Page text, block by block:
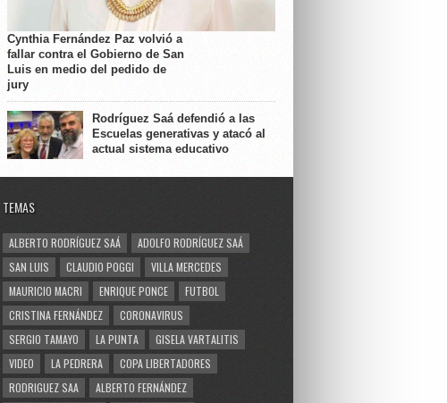
Cynthia Fernández Paz volvió a
fallar contra el Gobierno de San
Luis en medio del pedido de
jury
Rodríguez Saá defendió a las
Escuelas generativas y atacó al
actual sistema educativo
TEMAS
ALBERTO RODRÍGUEZ SAÁ
ADOLFO RODRÍGUEZ SAÁ
SAN LUIS
CLAUDIO POGGI
VILLA MERCEDES
MAURICIO MACRI
ENRIQUE PONCE
FUTBOL
CRISTINA FERNÁNDEZ
CORONAVIRUS
SERGIO TAMAYO
LA PUNTA
GISELA VARTALITIS
VIDEO
LA PEDRERA
COPA LIBERTADORES
RODRIGUEZ SAA
ALBERTO FERNÁNDEZ